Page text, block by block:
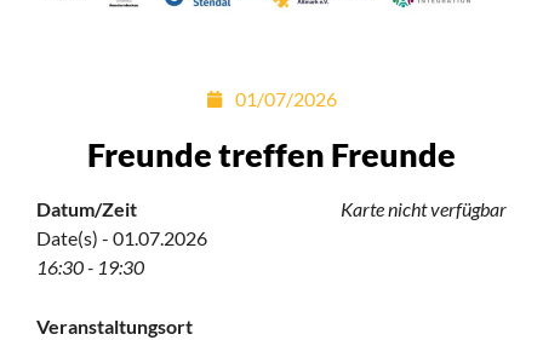
01/07/2026
Freunde treffen Freunde
Karte nicht verfügbar
Datum/Zeit
Date(s) - 01.07.2026
16:30 - 19:30
Veranstaltungsort